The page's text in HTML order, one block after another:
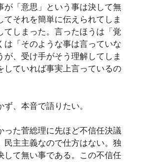
が「意思」という事は決して無
てそれを簡単に伝えられてしま
てしまった。言ったほうは「覚
は「そのような事は言っていな
が、受け手がそう理解してしま
していれば事実上言っているの
ず、本音で語りたい。
った菅総理に先ほど不信任決議
民主主義なので仕方はない。独
して無い事である。この不信任